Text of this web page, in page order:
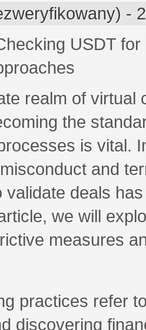
-
USDT
realm of
the
is vital.
and
validate deals
we will
measures
practices refer
discovering